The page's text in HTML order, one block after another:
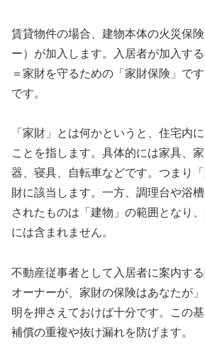
賃貸物件の場合、建物本体の火災保
ー）が加入します。入居者が加入す
＝家財を守るための「家財保険」で
です。
「家財」とは何かというと、住宅内
ことを指します。具体的には家具、
器、寝具、自転車などです。つまり
財に該当します。一方、調理台や浴
されたものは「建物」の範囲となり
には含まれません。
不動産従事者として入居者に案内す
オーナーが、家財の保険はあなたが
明を押さえておけば十分です。この基
補償の重複や抜け漏れを防げます。